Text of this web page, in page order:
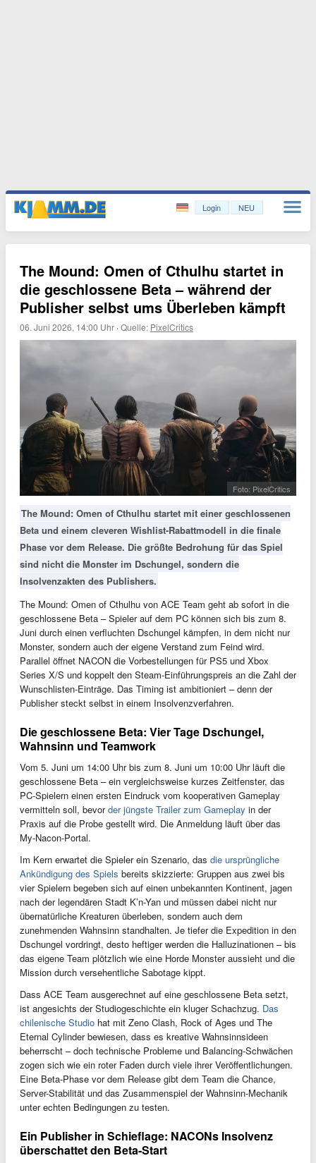
Login NEU
The Mound: Omen of Cthulhu startet in
die geschlossene Beta – während der
Publisher selbst ums Überleben kämpft
06. Juni 2026, 14:00 Uhr ·Quelle: PixelCritics
Foto: PixelCritics
The Mound: Omen of Cthulhu startet mit einer geschlossenen
Beta und einem cleveren Wishlist-Rabattmodell in die finale
Phase vor dem Release. Die größte Bedrohung für das Spiel
sind nicht die Monster im Dschungel, sondern die
Insolvenzakten des Publishers.
The Mound: Omen of Cthulhu von ACE Team geht ab sofort in die
geschlossene Beta – Spieler auf dem PC können sich bis zum 8.
Juni durch einen verfluchten Dschungel kämpfen, in dem nicht nur
Monster, sondern auch der eigene Verstand zum Feind wird.
Parallel öffnet NACON die Vorbestellungen für PS5 und Xbox
Series X/S und koppelt den Steam-Einführungspreis an die Zahl der
Wunschlisten-Einträge. Das Timing ist ambitioniert – denn der
Publisher steckt selbst in einem Insolvenzverfahren.
Die geschlossene Beta: Vier Tage Dschungel,
Wahnsinn und Teamwork
Vom 5. Juni um 14:00 Uhr bis zum 8. Juni um 10:00 Uhr läuft die
geschlossene Beta – ein vergleichsweise kurzes Zeitfenster, das
PC-Spielern einen ersten Eindruck vom kooperativen Gameplay
vermitteln soll, bevorder jüngste Trailer zum Gameplay in der
Praxis auf die Probe gestellt wird. Die Anmeldung läuft über das
My-Nacon-Portal.
Im Kern erwartet die Spieler ein Szenario, das die ursprüngliche
Ankündigung des Spiels bereits skizzierte: Gruppen aus zwei bis
vier Spielern begeben sich auf einen unbekannten Kontinent, jagen
nach der legendären Stadt K’n-Yan und müssen dabei nicht nur
übernatürliche Kreaturen überleben, sondern auch dem
zunehmenden Wahnsinn standhalten. Je tiefer die Expedition in den
Dschungel vordringt, desto heftiger werden die Halluzinationen – bis
das eigene Team plötzlich wie eine Horde Monster aussieht und die
Mission durch versehentliche Sabotage kippt.
Dass ACE Team ausgerechnet auf eine geschlossene Beta setzt,
ist angesichts der Studiogeschichte ein kluger Schachzug. Das
chilenische Studio hat mit Zeno Clash, Rock of Ages und The
Eternal Cylinder bewiesen, dass es kreative Wahnsinnsideen
beherrscht – doch technische Probleme und Balancing-Schwächen
zogen sich wie ein roter Faden durch viele ihrer Veröffentlichungen.
Eine Beta-Phase vor dem Release gibt dem Team die Chance,
Server-Stabilität und das Zusammenspiel der Wahnsinn-Mechanik
unter echten Bedingungen zu testen.
Ein Publisher in Schieflage: NACONs Insolvenz
überschattet den Beta-Start